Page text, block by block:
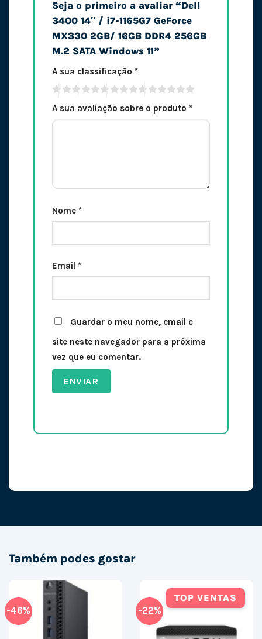
Seja o primeiro a avaliar “Dell
3400 14″ / i7-1165G7 GeForce
MX330 2GB/ 16GB DDR4 256GB
M.2 SATA Windows 11”
A sua classificação *
A sua avaliação sobre o produto *
Nome *
Email *
Guardar o meu nome, email e
site neste navegador para a próxima
vez que eu comentar.
Também podes gostar
-46% -22%
TOP VENTAS